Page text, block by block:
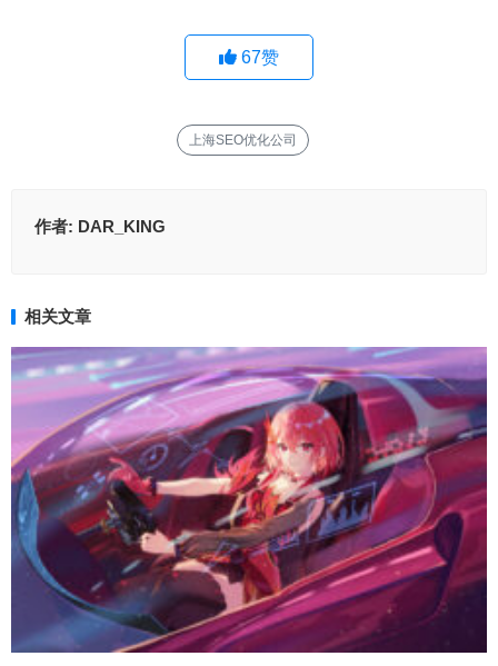
67赞
上海SEO优化公司
作者: DAR_KING
相关文章